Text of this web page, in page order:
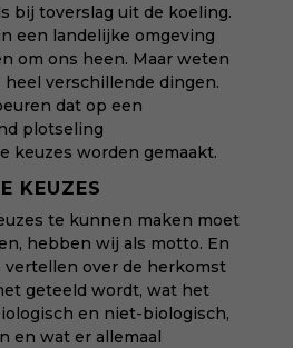
bij toverslag uit de koeling.
een landelijke omgeving
om ons heen. Maar weten
verschillende dingen.
dat op een
plotseling
keuzes worden gemaakt.
KEUZES
te kunnen maken moet
hebben wij als motto. En
vertellen over de herkomst
geteeld wordt, wat het
en niet-biologisch,
en wat er allemaal